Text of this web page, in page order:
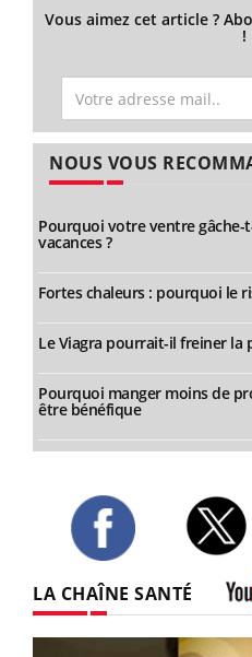
Vous aimez cet article ?
!
NOUS VOUS
Pourquoi votre ventre gâche-
vacances ?
Fortes chaleurs : pourquoi le
Le Viagra pourrait-il freiner la
Pourquoi manger moins de
être bénéfique
LA CHAÎNE SANTÉ